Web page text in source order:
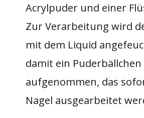
Acrylpuder und einer
Zur Verarbeitung wird
mit dem Liquid
damit ein Puderbällchen
aufgenommen, das
Nagel ausgearbeitet